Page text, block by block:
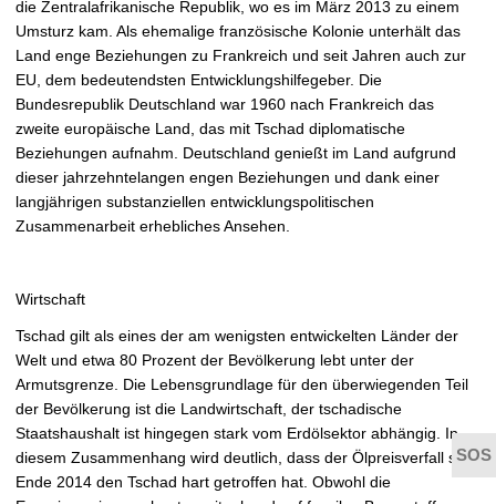
die Zentralafrikanische Republik, wo es im März 2013 zu einem
Umsturz kam. Als ehemalige französische Kolonie unterhält das
Land enge Beziehungen zu Frankreich und seit Jahren auch zur
EU, dem bedeutendsten Entwicklungshilfegeber. Die
Bundesrepublik Deutschland war 1960 nach Frankreich das
zweite europäische Land, das mit Tschad diplomatische
Beziehungen aufnahm. Deutschland genießt im Land aufgrund
dieser jahrzehntelangen engen Beziehungen und dank einer
langjährigen substanziellen entwicklungspolitischen
Zusammenarbeit erhebliches Ansehen.
Wirtschaft
Tschad gilt als eines der am wenigsten entwickelten Länder der
Welt und etwa 80 Prozent der Bevölkerung lebt unter der
Armutsgrenze. Die Lebensgrundlage für den überwiegenden Teil
der Bevölkerung ist die Landwirtschaft, der tschadische
Staatshaushalt ist hingegen stark vom Erdölsektor abhängig. In
diesem Zusammenhang wird deutlich, dass der Ölpreisverfall seit
Ende 2014 den Tschad hart getroffen hat. Obwohl die